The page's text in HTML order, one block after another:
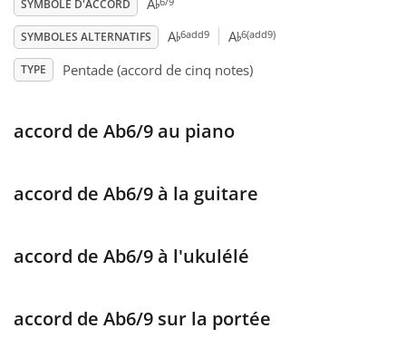
Español
한국어
हिन्दी
Italiano
日本語
SYMBOLE D'ACCORD A
SYMBOLES ALTERNATIFS A♭6add9 A♭6(add9)
TYPE Pentade (accord de cinq notes)
accord de Ab6/9 au piano
accord de Ab6/9 à la guitare
accord de Ab6/9 à l'ukulélé
accord de Ab6/9 sur la portée